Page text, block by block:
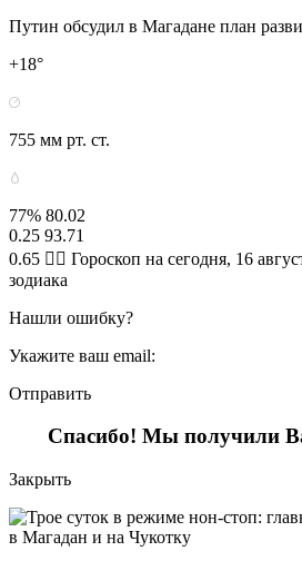
Путин обсудил в Магадане план
+18°
755 мм рт. ст.
77% 80.02
0.25 93.71
0.65 🧙‍♀ Гороскоп на сегодня, 16
зодиака
Нашли ошибку?
Укажите ваш email:
Отправить
Спасибо! Мы получили
Закрыть